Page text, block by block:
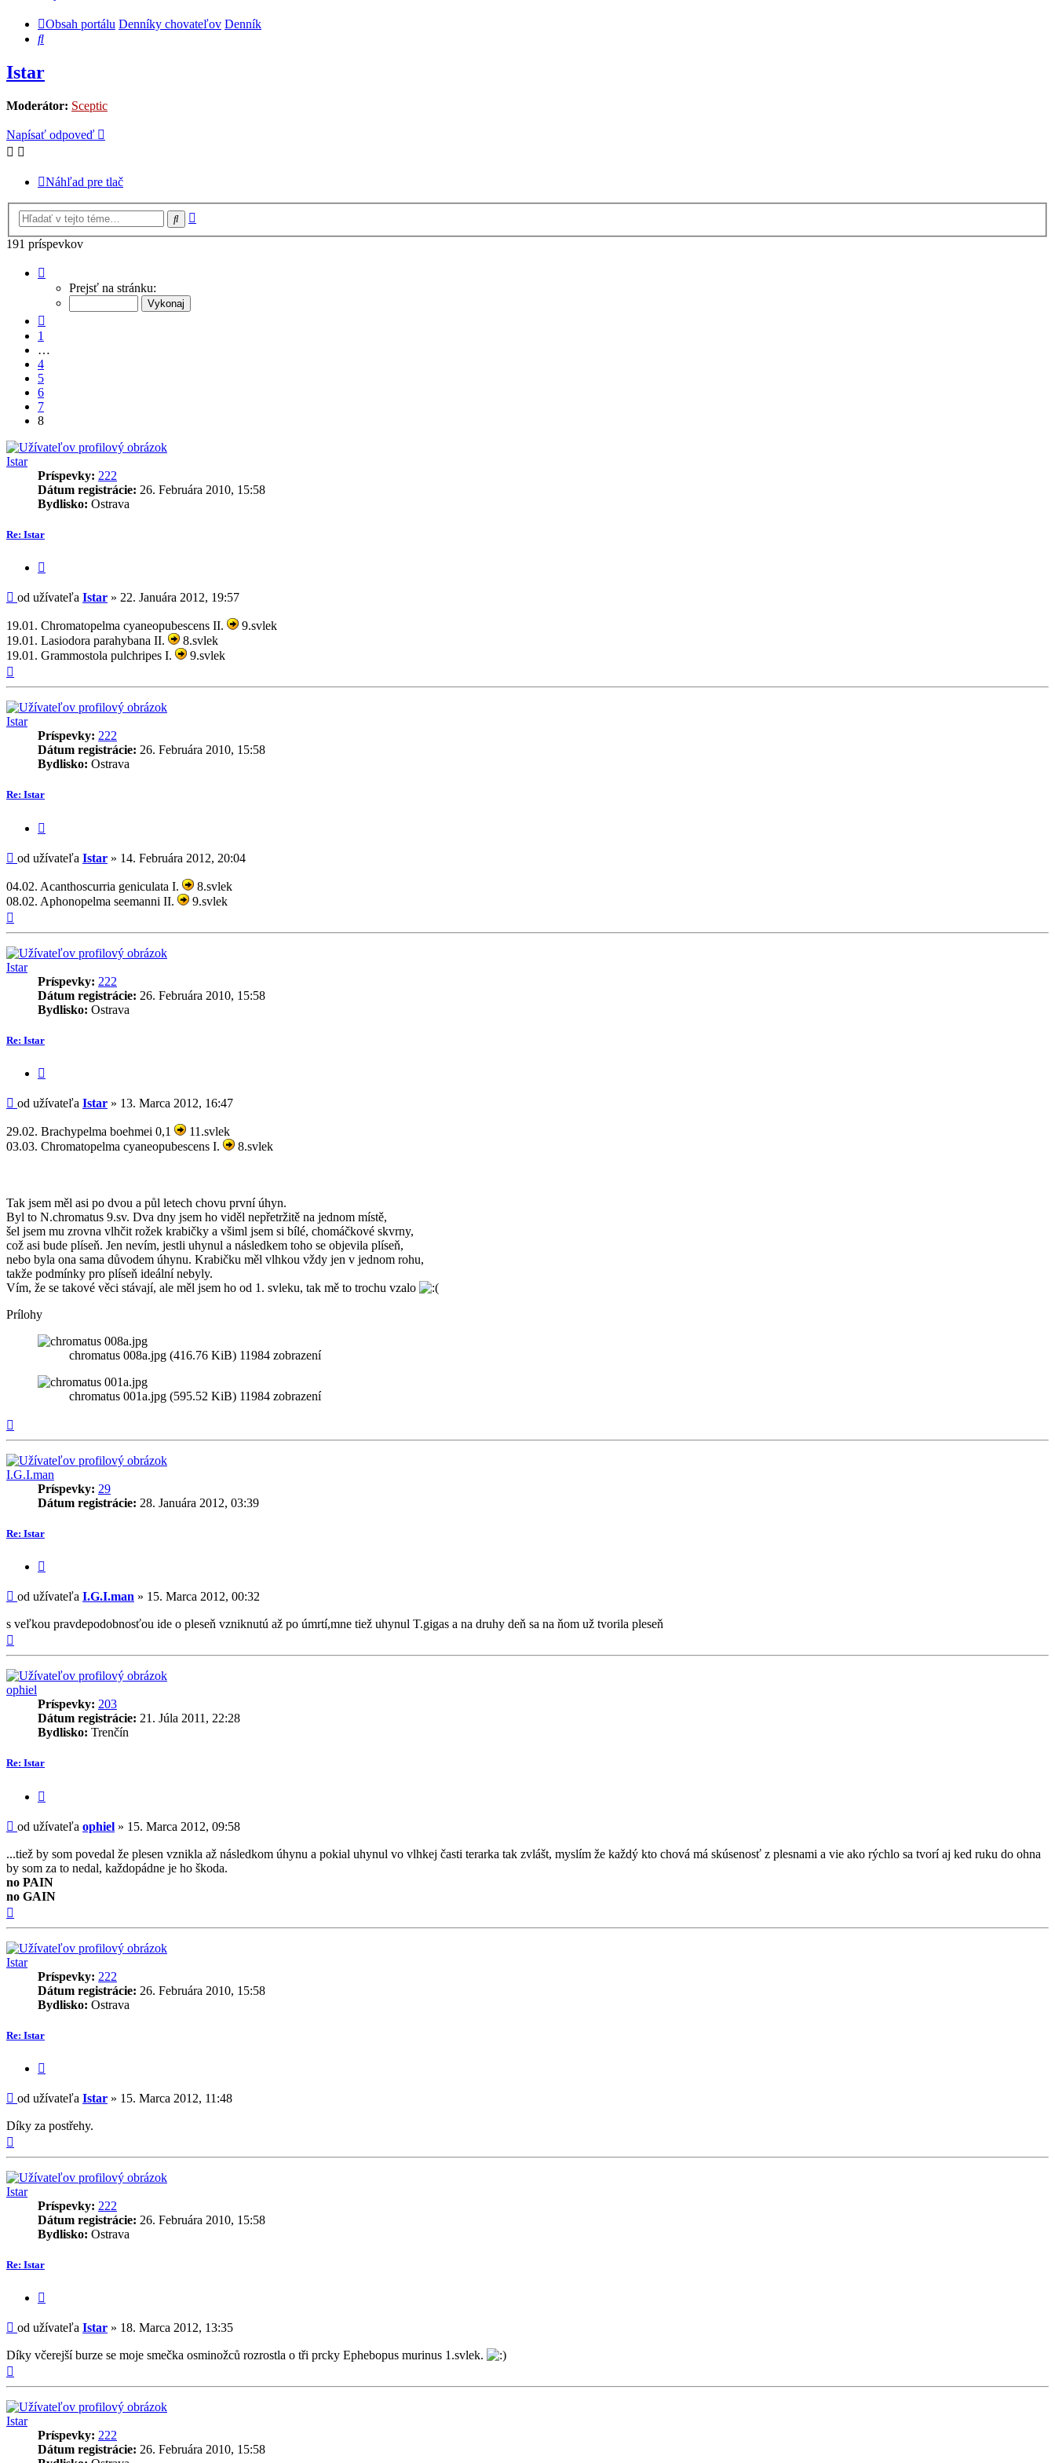
Obsah portálu Denníky chovateľov Denník
Hľadať
Istar
Moderátor: Sceptic
Napísať odpoveď
Náhľad pre tlač
Hľadať
191 príspevkov
Prejsť na stránku:
1
…
4
5
6
7
8
Istar
Príspevky: 222
Dátum registrácie: 26. Februára 2010, 15:58
Bydlisko: Ostrava
Re: Istar
Príspevok
od užívateľa Istar » 22. Januára 2012, 19:57
19.01. Chromatopelma cyaneopubescens II.
9.svlek
19.01. Lasiodora parahybana II.
8.svlek
19.01. Grammostola pulchripes I.
9.svlek
Istar
Príspevky: 222
Dátum registrácie: 26. Februára 2010, 15:58
Bydlisko: Ostrava
Re: Istar
Príspevok
od užívateľa Istar » 14. Februára 2012, 20:04
04.02. Acanthoscurria geniculata I.
8.svlek
08.02. Aphonopelma seemanni II.
9.svlek
Istar
Príspevky: 222
Dátum registrácie: 26. Februára 2010, 15:58
Bydlisko: Ostrava
Re: Istar
Príspevok
od užívateľa Istar » 13. Marca 2012, 16:47
29.02. Brachypelma boehmei 0,1
11.svlek
03.03. Chromatopelma cyaneopubescens I.
8.svlek
Tak jsem měl asi po dvou a půl letech chovu první úhyn.
Byl to N.chromatus 9.sv. Dva dny jsem ho viděl nepřetržitě na jednom místě,
šel jsem mu zrovna vlhčit rožek krabičky a všiml jsem si bílé, chomáčkové skvrny,
což asi bude plíseň. Jen nevím, jestli uhynul a následkem toho se objevila plíseň,
nebo byla ona sama důvodem úhynu. Krabičku měl vlhkou vždy jen v jednom rohu,
takže podmínky pro plíseň ideální nebyly.
Vím, že se takové věci stávají, ale měl jsem ho od 1. svleku, tak mě to trochu vzalo
Prílohy
chromatus 008a.jpg (416.76 KiB) 11984 zobrazení
chromatus 001a.jpg (595.52 KiB) 11984 zobrazení
I.G.I.man
Príspevky: 29
Dátum registrácie: 28. Januára 2012, 03:39
Re: Istar
Príspevok
od užívateľa I.G.I.man » 15. Marca 2012, 00:32
s veľkou pravdepodobnosťou ide o pleseň vzniknutú až po úmrtí,mne tiež uhynul T.gigas a na druhy deň sa na ňom už tvorila pleseň
ophiel
Príspevky: 203
Dátum registrácie: 21. Júla 2011, 22:28
Bydlisko: Trenčín
Re: Istar
Príspevok
od užívateľa ophiel » 15. Marca 2012, 09:58
...tiež by som povedal že plesen vznikla až následkom úhynu a pokial uhynul vo vlhkej časti terarka tak zvlášt, myslím že každý kto chová má skúsenosť z plesnami a vie ako rýchlo sa tvorí aj ked ruku do ohna
by som za to nedal, každopádne je ho škoda.
no PAIN
no GAIN
Istar
Príspevky: 222
Dátum registrácie: 26. Februára 2010, 15:58
Bydlisko: Ostrava
Re: Istar
Príspevok
od užívateľa Istar » 15. Marca 2012, 11:48
Díky za postřehy.
Istar
Príspevky: 222
Dátum registrácie: 26. Februára 2010, 15:58
Bydlisko: Ostrava
Re: Istar
Príspevok
od užívateľa Istar » 18. Marca 2012, 13:35
Díky včerejší burze se moje smečka osminožců rozrostla o tři prcky Ephebopus murinus 1.svlek.
Istar
Príspevky: 222
Dátum registrácie: 26. Februára 2010, 15:58